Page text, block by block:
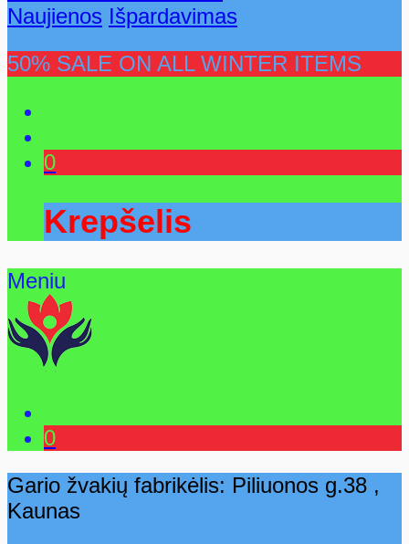
Naujienos Išpardavimas
50% SALE ON ALL WINTER ITEMS
0
Krepšelis
Meniu
0
Gario žvakių fabrikėlis: Piliuonos g.38 ,
Kaunas